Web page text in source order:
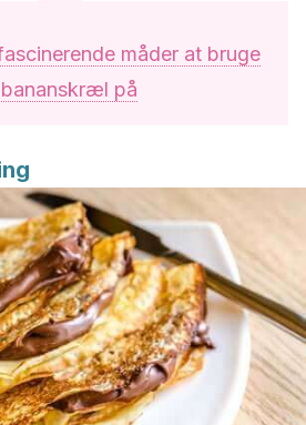
måder at bruge
bananskræl på